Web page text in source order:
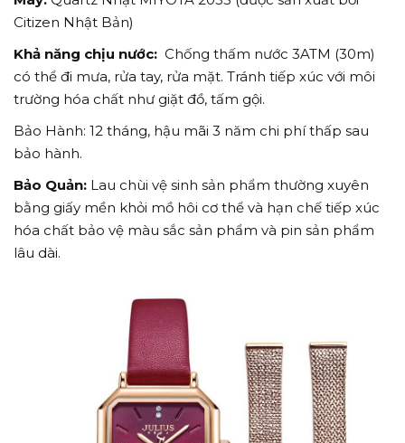
Citizen Nhật Bản)
Khả năng chịu nước: Chống thấm nước 3ATM (30m)
có thể đi mưa, rửa tay, rửa mặt. Tránh tiếp xúc với môi
trường hóa chất như giặt đồ, tấm gội.
Bảo Hành: 12 tháng, hậu mãi 3 năm chi phí thấp sau
bảo hành.
Bảo Quản: Lau chùi vệ sinh sản phẩm thường xuyên
bằng giấy mền khỏi mồ hôi cơ thể và hạn chế tiếp xúc
hóa chất bảo vệ màu sắc sản phẩm và pin sản phẩm
lâu dài.